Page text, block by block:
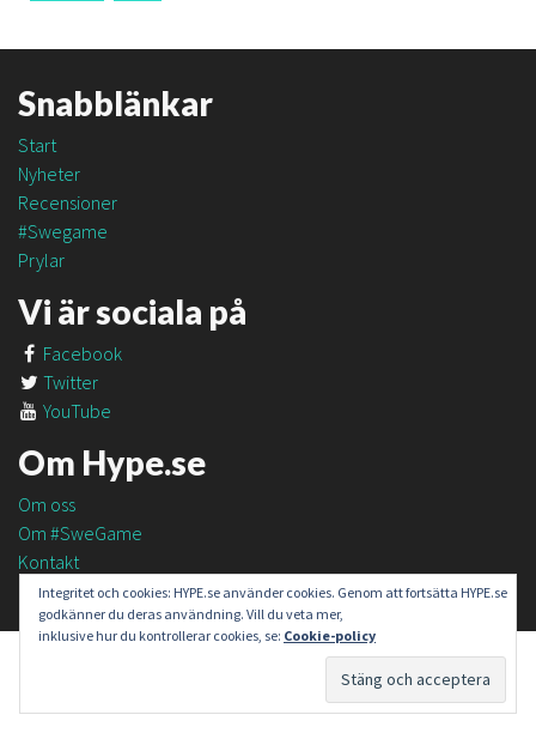
Snabblänkar
Start
Nyheter
Recensioner
#Swegame
Prylar
Vi är sociala på
Facebook
Twitter
YouTube
Om Hype.se
Om oss
Om #SweGame
Kontakt
Integritet och cookies: HYPE.se använder cookies. Genom att fortsätta HYPE.se
godkänner du deras användning. Vill du veta mer,
inklusive hur du kontrollerar cookies, se: Cookie-policy